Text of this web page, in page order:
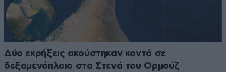
Δύο εκρήξεις ακούστηκαν κοντά σε
δεξαμενόπλοιο στα Στενά του Ορμούζ